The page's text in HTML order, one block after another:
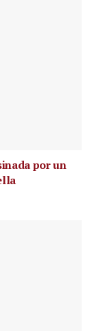
por un